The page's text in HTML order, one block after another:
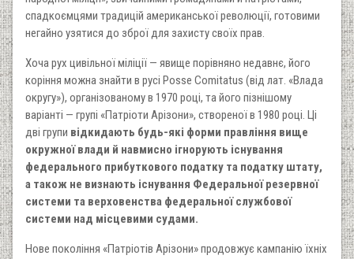
спадкоємцями традицій американської революції, готовими
негайно узятися до зброї для захисту своїх прав.
Хоча рух цивільної міліції — явище порівняно недавнє, його
коріння можна знайти в русі Posse Comitatus (від лат. «Влада
округу»), організованому в 1970 році, та його пізнішому
варіанті — групі «Патріоти Арізони», створеної в 1980 році. Ці
дві групи відкидають будь-які форми правління вище
окружної влади й навмисно ігнорують існування
федерального прибуткового податку та податку штату,
а також не визнають існування Федеральної резервної
системи та верховенства федеральної службової
системи над місцевими судами.
Нове покоління «Патріотів Арізони» продовжує кампанію їхніх